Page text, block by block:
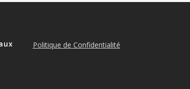
Politique de Confidentialité